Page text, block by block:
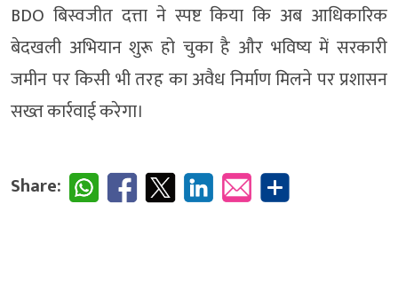
BDO बिस्वजीत दत्ता ने स्पष्ट किया कि अब आधिकारिक
बेदखली अभियान शुरू हो चुका है और भविष्य में सरकारी
जमीन पर किसी भी तरह का अवैध निर्माण मिलने पर प्रशासन
सख्त कार्रवाई करेगा।
Share: